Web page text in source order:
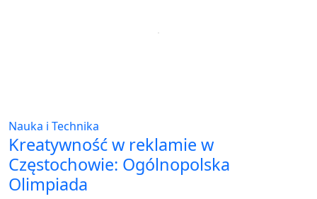
Nauka i Technika
Kreatywność w reklamie w
Częstochowie: Ogólnopolska
Olimpiada